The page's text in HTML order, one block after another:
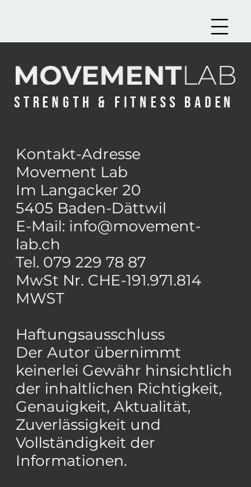
STRENGTH & FITNESS BADEN
Kontakt-Adresse
Movement Lab
Im Langacker 20
5405 Baden-Dättwil
E-Mail: info@movement-
lab.ch
Tel. 079 229 78 87
MwSt Nr. CHE-191.971.814
MWST
Haftungsausschluss
Der Autor übernimmt
keinerlei Gewähr hinsichtlich
der inhaltlichen Richtigkeit,
Genauigkeit, Aktualität,
Zuverlässigkeit und
Vollständigkeit der
Informationen.